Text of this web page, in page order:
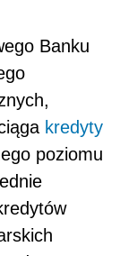
Banku
kredyty
poziomu